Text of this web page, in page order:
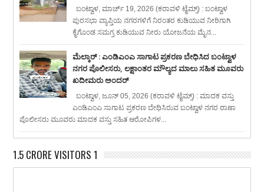
ಬಂಟ್ವಾಳ, ಮಾರ್ಚ್ 19, 2026 (ಕರಾವಳಿ ಟೈಮ್ಸ್) : ಬಂಟ್ವಾಳ
ಪುರಸಭಾ ವ್ಯಾಪ್ತಿಯ ನಗರಗಳಿಗೆ ನಿರಂತರ ಕುಡಿಯುವ ನೀರಿಗಾಗಿ
ಕೈಗೊಂಡ ಸಮಗ್ರ ಕುಡಿಯುವ ನೀರು ಯೋಜನೆಯ ಮೈನ...
ಮೆಲ್ಕಾರ್ : ಎಂಡಿಎಂಎ ಸಾಗಾಟ ಪ್ರಕರಣ ಬೇಧಿಸಿದ ಬಂಟ್ವಾಳ
ನಗರ ಪೊಲೀಸರು, ಲಕ್ಷಾಂತರ ಮೌಲ್ಯದ ಮಾಲು ಸಹಿತ ಮೂವರು
ಖದೀಮರು ಅಂದರ್
ಬಂಟ್ವಾಳ, ಜೂನ್ 05, 2026 (ಕರಾವಳಿ ಟೈಮ್ಸ್) : ಮಾದಕ ವಸ್ತು
ಎಂಡಿಎಂಎ ಸಾಗಾಟ ಪ್ರಕರಣ ಬೇಧಿಸಿರುವ ಬಂಟ್ವಾಳ ನಗರ ಠಾಣಾ
ಪೊಲೀಸರು ಮೂವರು ಮಾದಕ ವಸ್ತು ಸಹಿತ ಆರೋಪಿಗಳ...
1.5 CRORE VISITORS 1